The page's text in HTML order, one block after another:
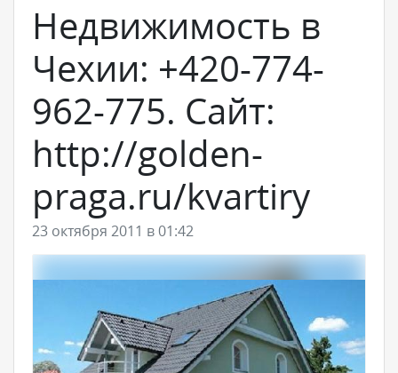
Недвижимость в
Чехии: +420-774-
962-775. Сайт:
http://golden-
praga.ru/kvartiry
23 октября 2011 в 01:42